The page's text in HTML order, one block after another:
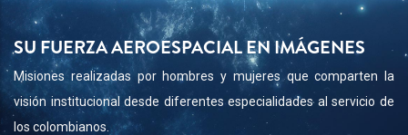
SU FUERZA AEROESPACIAL EN IMÁGENES
Misiones realizadas por hombres y mujeres que comparten la
visión institucional desde diferentes especialidades al servicio de
los colombianos.